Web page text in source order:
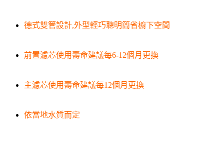
德式雙管設計,外型輕巧聰明簡省櫥下空間
前置濾芯使用壽命建議每6-12個月更換
主濾芯使用壽命建議每12個月更換
依當地水質而定